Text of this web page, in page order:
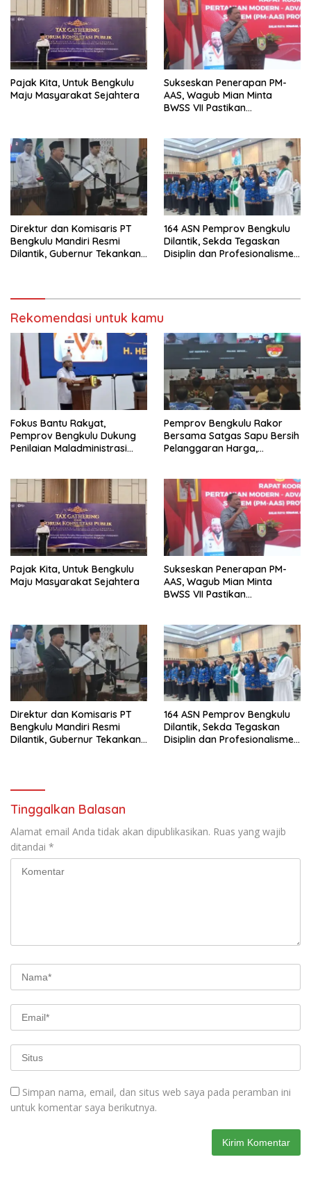
Pajak Kita, Untuk Bengkulu
Maju Masyarakat Sejahtera
Sukseskan Penerapan PM-
AAS, Wagub Mian Minta
BWSS VII Pastikan
Direktur dan Komisaris PT
Bengkulu Mandiri Resmi
Dilantik, Gubernur Tekankan
164 ASN Pemprov Bengkulu
Dilantik, Sekda Tegaskan
Disiplin dan Profesionalisme
Rekomendasi untuk kamu
Fokus Bantu Rakyat,
Pemprov Bengkulu Dukung
Penilaian Maladministrasi
Pemprov Bengkulu Rakor
Bersama Satgas Sapu Bersih
Pelanggaran Harga,
Masih Jadi Sorotan
Pajak Kita, Untuk Bengkulu
Maju Masyarakat Sejahtera
Sukseskan Penerapan PM-
AAS, Wagub Mian Minta
BWSS VII Pastikan
Direktur dan Komisaris PT
Bengkulu Mandiri Resmi
Dilantik, Gubernur Tekankan
164 ASN Pemprov Bengkulu
Dilantik, Sekda Tegaskan
Disiplin dan Profesionalisme
Tinggalkan Balasan
Alamat email Anda tidak akan dipublikasikan. Ruas yang wajib
ditandai *
Simpan nama, email, dan situs web saya pada peramban ini
untuk komentar saya berikutnya.